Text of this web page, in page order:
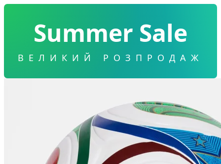
Summer Sale
ВЕЛИКИЙ РОЗПРОДАЖ